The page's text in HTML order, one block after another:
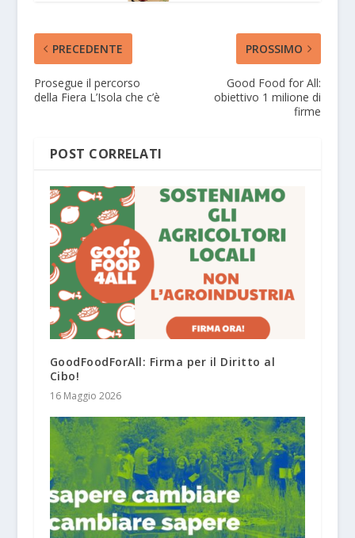
PRECEDENTE
Prosegue il percorso
della Fiera L’Isola che c’è
PROSSIMO
Good Food for All:
obiettivo 1 milione di
firme
POST CORRELATI
GoodFoodForAll: Firma per il Diritto al
Cibo!
16 Maggio 2026